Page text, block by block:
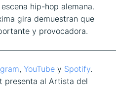
hip-hop alemana.
gira demuestran que
y provocadora.
,YouTube y Spotify.
presenta al Artista del